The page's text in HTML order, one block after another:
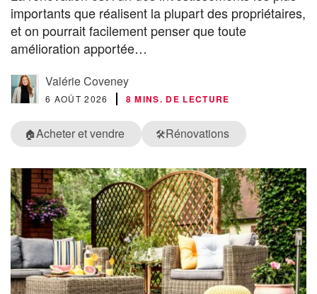
importants que réalisent la plupart des propriétaires,
et on pourrait facilement penser que toute
amélioration apportée…
Valérie Coveney
6 AOÛT 2026 8 MINS. DE LECTURE
🏠Acheter et vendre 🛠️Rénovations